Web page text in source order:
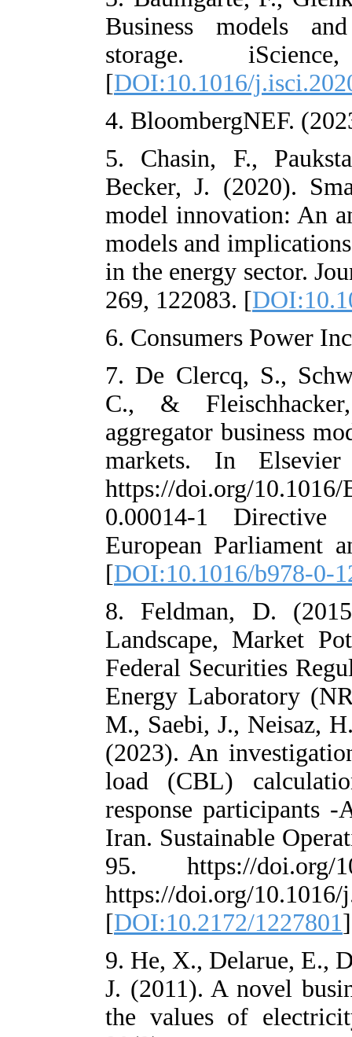
Business
storage.
[DOI:10.1016/
4.
5. Chasin,
Becker, J.
model
models and
in the energy
269, 122083. [
6. Consumers
7. De Clercq,
C., &
aggregator
markets. In
https://doi.org/
0.00014-1
European
[DOI:10.1016/
8. Feldman,
Landscape,
Federal
Energy
M., Saebi, J.,
(2023). An
load (CBL)
response
Iran.
95. https://
https://doi.org/
[DOI:10.2172/
9. He, X.,
J. (2011). A
the values of